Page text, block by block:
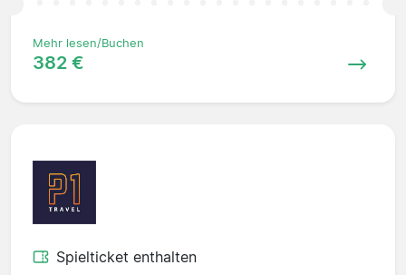
Mehr lesen/Buchen
382 €
Spielticket enthalten